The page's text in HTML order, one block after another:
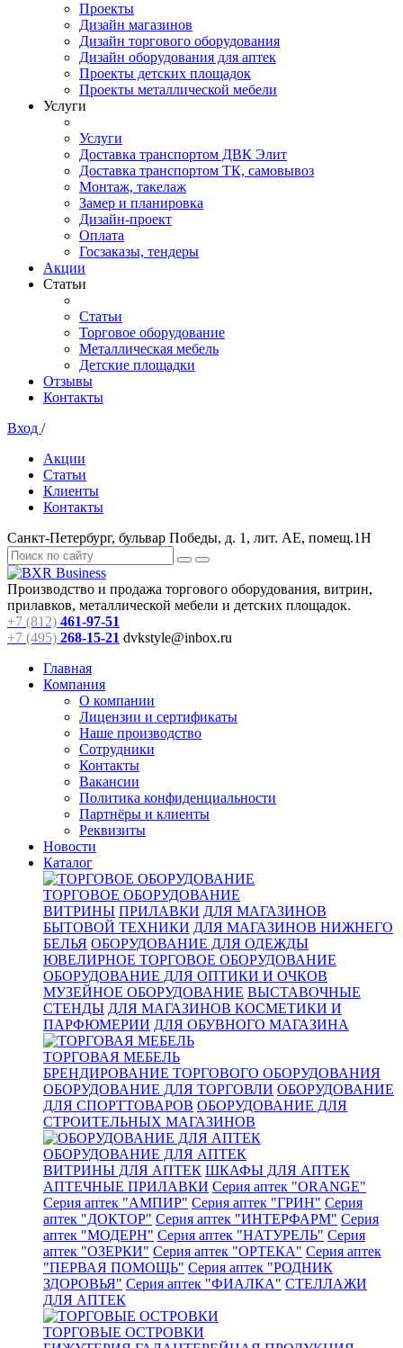
Проекты
Дизайн магазинов
Дизайн торгового оборудования
Дизайн оборудования для аптек
Проекты детских площадок
Проекты металлической мебели
Услуги
Услуги
Доставка транспортом ДВК Элит
Доставка транспортом ТК, самовывоз
Монтаж, такелаж
Замер и планировка
Дизайн-проект
Оплата
Госзаказы, тендеры
Акции
Статьи
Статьи
Торговое оборудование
Металлическая мебель
Детские площадки
Отзывы
Контакты
Вход /
Акции
Статьи
Клиенты
Контакты
Санкт-Петербург, бульвар Победы, д. 1, лит. АЕ, помещ.1Н
Производство и продажа торгового оборудования, витрин,
прилавков, металлической мебели и детских площадок.
+7 (812) 461-97-51
+7 (495) 268-15-21 dvkstyle@inbox.ru
Главная
Компания
О компании
Лицензии и сертификаты
Наше производство
Сотрудники
Контакты
Вакансии
Политика конфиденциальности
Партнёры и клиенты
Реквизиты
Новости
Каталог
ТОРГОВОЕ ОБОРУДОВАНИЕ
ВИТРИНЫ ПРИЛАВКИ ДЛЯ МАГАЗИНОВ
БЫТОВОЙ ТЕХНИКИ ДЛЯ МАГАЗИНОВ НИЖНЕГО
БЕЛЬЯ ОБОРУДОВАНИЕ ДЛЯ ОДЕЖДЫ
ЮВЕЛИРНОЕ ТОРГОВОЕ ОБОРУДОВАНИЕ
ОБОРУДОВАНИЕ ДЛЯ ОПТИКИ И ОЧКОВ
МУЗЕЙНОЕ ОБОРУДОВАНИЕ ВЫСТАВОЧНЫЕ
СТЕНДЫ ДЛЯ МАГАЗИНОВ КОСМЕТИКИ И
ПАРФЮМЕРИИ ДЛЯ ОБУВНОГО МАГАЗИНА
ТОРГОВАЯ МЕБЕЛЬ
БРЕНДИРОВАНИЕ ТОРГОВОГО ОБОРУДОВАНИЯ
ОБОРУДОВАНИЕ ДЛЯ ТОРГОВЛИ ОБОРУДОВАНИЕ
ДЛЯ СПОРТТОВАРОВ ОБОРУДОВАНИЕ ДЛЯ
СТРОИТЕЛЬНЫХ МАГАЗИНОВ
ОБОРУДОВАНИЕ ДЛЯ АПТЕК
ВИТРИНЫ ДЛЯ АПТЕК ШКАФЫ ДЛЯ АПТЕК
АПТЕЧНЫЕ ПРИЛАВКИ Серия аптек "ORANGE"
Серия аптек "АМПИР" Серия аптек "ГРИН" Серия
аптек "ДОКТОР" Серия аптек "ИНТЕРФАРМ" Серия
аптек "МОДЕРН" Серия аптек "НАТУРЕЛЬ" Серия
аптек "ОЗЕРКИ" Серия аптек "ОРТЕКА" Серия аптек
"ПЕРВАЯ ПОМОЩЬ" Серия аптек "РОДНИК
ЗДОРОВЬЯ" Серия аптек "ФИАЛКА" СТЕЛЛАЖИ
ДЛЯ АПТЕК
ТОРГОВЫЕ ОСТРОВКИ